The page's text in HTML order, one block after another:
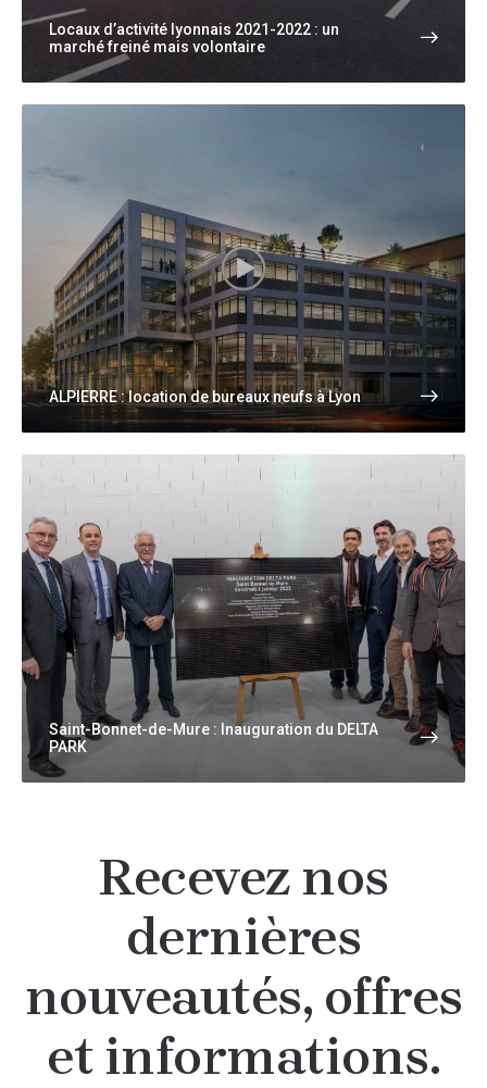
Locaux d’activité lyonnais 2021-2022 : un
marché freiné mais volontaire
ALPIERRE : location de bureaux neufs à Lyon
Saint-Bonnet-de-Mure : Inauguration du DELTA
PARK
Recevez nos
dernières
nouveautés, offres
et informations.